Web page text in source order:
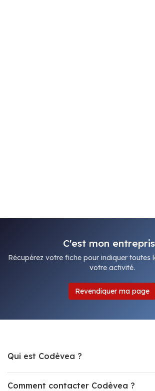
C'est mon
Récupérez votre fiche pour indiquer toutes
votre activité.
Revendiquer ma page
Qui est Codèvea ?
Comment contacter Codèvea ?